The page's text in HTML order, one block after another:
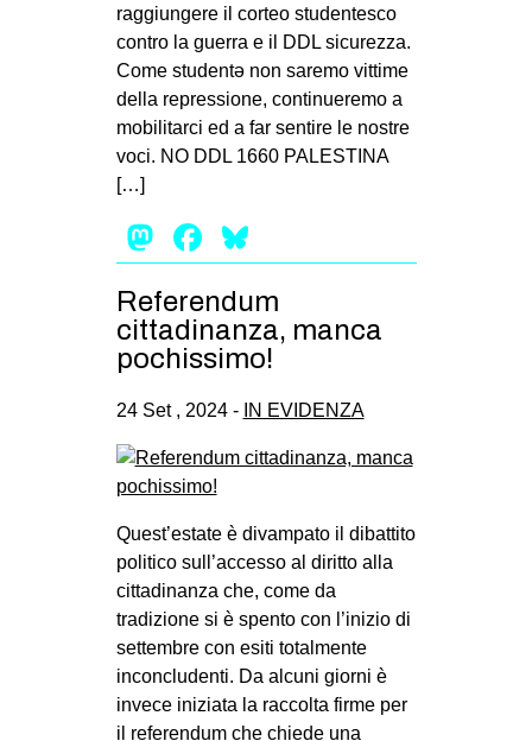
raggiungere il corteo studentesco
contro la guerra e il DDL sicurezza.
Come studentə non saremo vittime
della repressione, continueremo a
mobilitarci ed a far sentire le nostre
voci. NO DDL 1660 PALESTINA
[…]
Mastodon
Facebook
Referendum
cittadinanza, manca
pochissimo!
24 Set , 2024 - IN EVIDENZA
Quest’estate è divampato il dibattito
politico sull’accesso al diritto alla
cittadinanza che, come da
tradizione si è spento con l’inizio di
settembre con esiti totalmente
inconcludenti. Da alcuni giorni è
invece iniziata la raccolta firme per
il referendum che chiede una